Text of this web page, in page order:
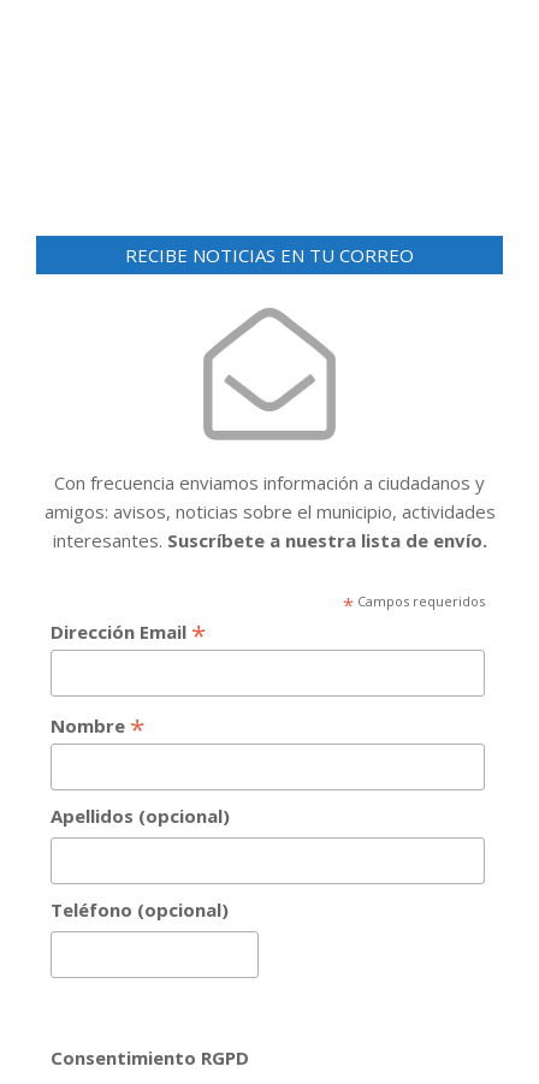
RECIBE NOTICIAS EN TU CORREO
Con frecuencia enviamos información a ciudadanos y
amigos: avisos, noticias sobre el municipio, actividades
interesantes. Suscríbete a nuestra lista de envío.
*Campos requeridos
Dirección Email *
Nombre *
Apellidos (opcional)
Teléfono (opcional)
Consentimiento RGPD